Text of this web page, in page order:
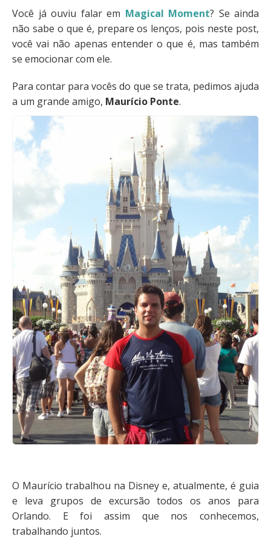
Você já ouviu falar em Magical Moment? Se ainda
não sabe o que é, prepare os lenços, pois neste post,
você vai não apenas entender o que é, mas também
se emocionar com ele.
Para contar para vocês do que se trata, pedimos ajuda
a um grande amigo, Maurício Ponte.
O Maurício trabalhou na Disney e, atualmente, é guia
e leva grupos de excursão todos os anos para
Orlando. E foi assim que nos conhecemos,
trabalhando juntos.